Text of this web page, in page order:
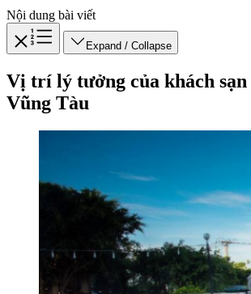
Nội dung bài viết
Expand / Collapse
Vị trí lý tưởng của khách
Vũng Tàu